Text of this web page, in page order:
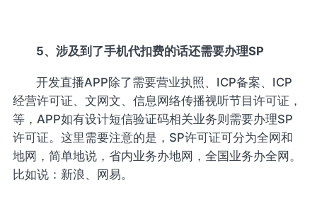
5、涉及到了手机代扣费的话还需要办理SP
开发直播APP除了需要营业执照、ICP备案、ICP
经营许可证、文网文、信息网络传播视听节目许可证，
等，APP如有设计短信验证码相关业务则需要办理SP
许可证。这里需要注意的是，SP许可证可分为全网和
地网，简单地说，省内业务办地网，全国业务办全网。
比如说：新浪、网易。